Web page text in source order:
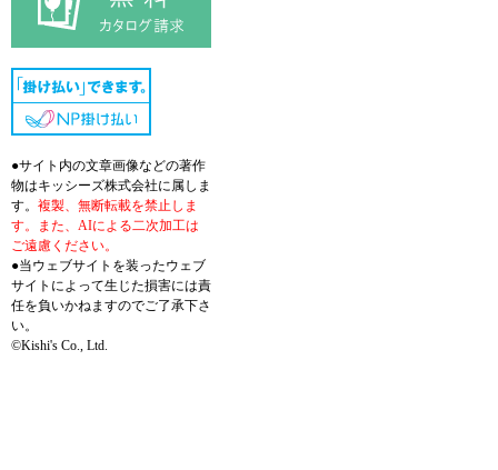
●サイト内の文章画像などの著作
物はキッシーズ株式会社に属しま
す。 複製、無断転載を禁止しま
す。また、AIによる二次加工は
ご遠慮ください。
●当ウェブサイトを装ったウェブ
サイトによって生じた損害には責
任を負いかねますのでご了承下さ
い。
©Kishi's Co., Ltd.